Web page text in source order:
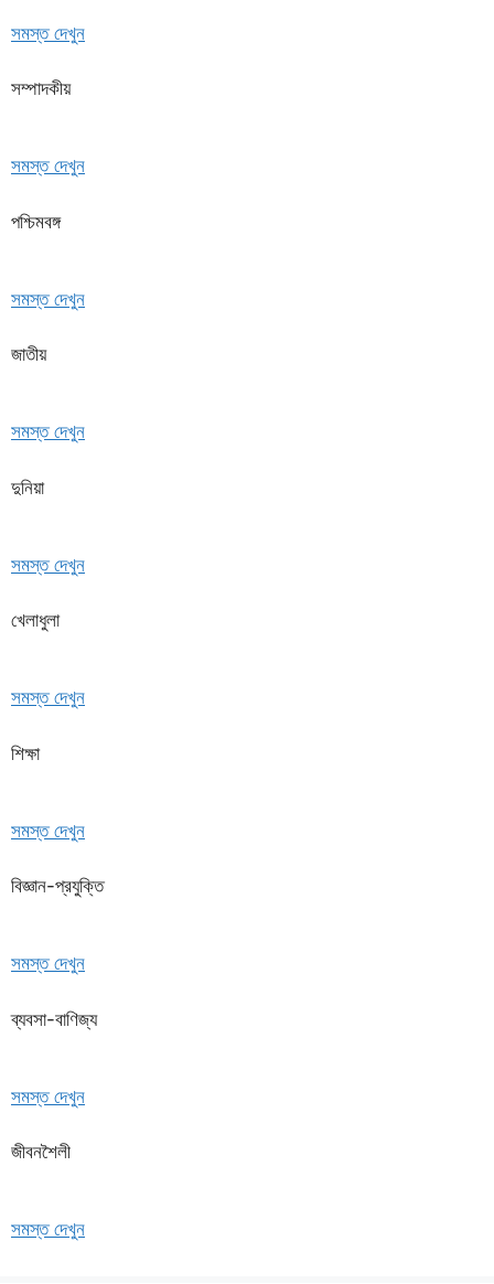
সমস্ত দেখুন
সম্পাদকীয়
সমস্ত দেখুন
পশ্চিমবঙ্গ
সমস্ত দেখুন
জাতীয়
সমস্ত দেখুন
দুনিয়া
সমস্ত দেখুন
খেলাধুলা
সমস্ত দেখুন
শিক্ষা
সমস্ত দেখুন
বিজ্ঞান-প্রযুক্তি
সমস্ত দেখুন
ব্যবসা-বাণিজ্য
সমস্ত দেখুন
জীবনশৈলী
সমস্ত দেখুন